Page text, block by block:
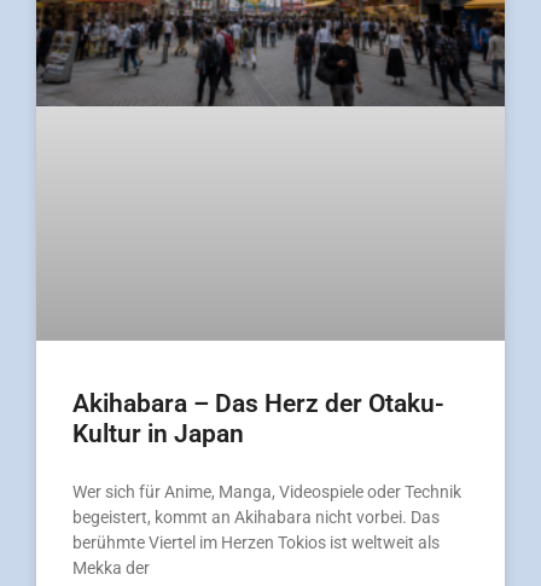
Akihabara – Das Herz der Otaku-
Kultur in Japan
Wer sich für Anime, Manga, Videospiele oder Technik
begeistert, kommt an Akihabara nicht vorbei. Das
berühmte Viertel im Herzen Tokios ist weltweit als
Mekka der